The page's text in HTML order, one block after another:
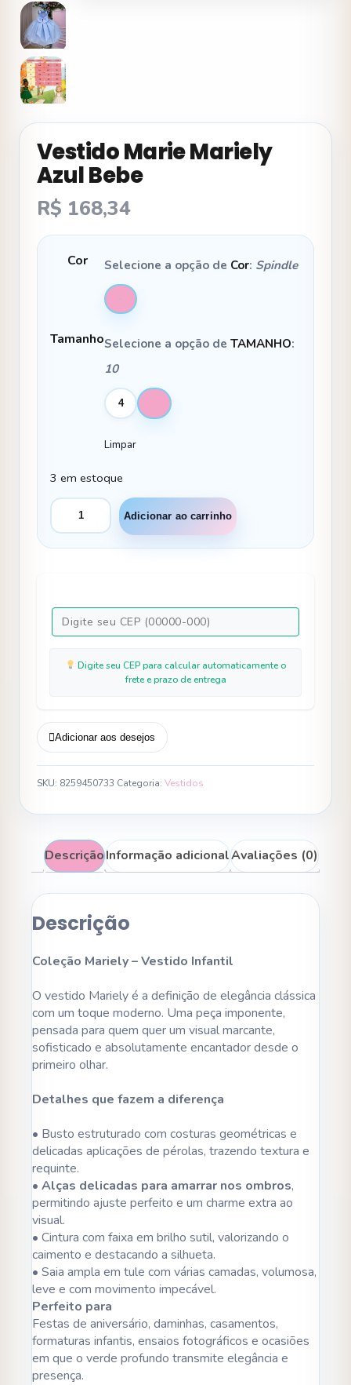
Vestido Marie Mariely
Azul Bebe
R$ 168,34
Cor Selecione a opção de Cor: Spindle
TamanhoSelecione a opção de TAMANHO:
10
4
Limpar
3 em estoque
Vestido
Marie
Adicionar ao carrinho
Digite seu CEP para calcular automaticamente o
frete e prazo de entrega
Adicionar aos desejos
SKU: 8259450733 Categoria: Vestidos
DescriçãoInformação adicionalAvaliações (0)
Descrição
Coleção Mariely – Vestido Infantil
O vestido Mariely é a definição de elegância clássica
com um toque moderno. Uma peça imponente,
pensada para quem quer um visual marcante,
sofisticado e absolutamente encantador desde o
primeiro olhar.
Detalhes que fazem a diferença
• Busto estruturado com costuras geométricas e
delicadas aplicações de pérolas, trazendo textura e
requinte.
• Alças delicadas para amarrar nos ombros,
permitindo ajuste perfeito e um charme extra ao
visual.
• Cintura com faixa em brilho sutil, valorizando o
caimento e destacando a silhueta.
• Saia ampla em tule com várias camadas, volumosa,
leve e com movimento impecável.
Perfeito para
Festas de aniversário, daminhas, casamentos,
formaturas infantis, ensaios fotográficos e ocasiões
em que o verde profundo transmite elegância e
presença.